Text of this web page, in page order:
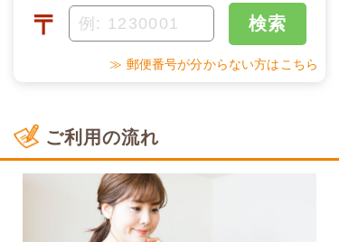
〒 検索
≫ 郵便番号が分からない方はこちら
ご利用の流れ